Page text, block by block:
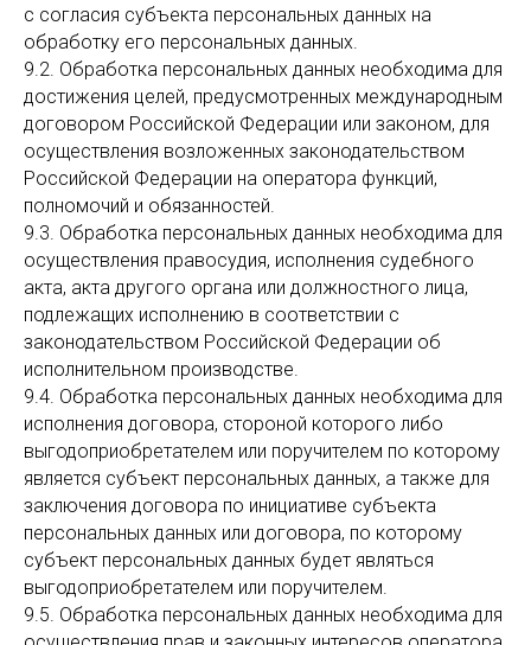
с согласия субъекта персональных данных на
обработку его персональных данных.
9.2. Обработка персональных данных необходима для
достижения целей, предусмотренных международным
договором Российской Федерации или законом, для
осуществления возложенных законодательством
Российской Федерации на оператора функций,
полномочий и обязанностей.
9.3. Обработка персональных данных необходима для
осуществления правосудия, исполнения судебного
акта, акта другого органа или должностного лица,
подлежащих исполнению в соответствии с
законодательством Российской Федерации об
исполнительном производстве.
9.4. Обработка персональных данных необходима для
исполнения договора, стороной которого либо
выгодоприобретателем или поручителем по которому
является субъект персональных данных, а также для
заключения договора по инициативе субъекта
персональных данных или договора, по которому
субъект персональных данных будет являться
выгодоприобретателем или поручителем.
9.5. Обработка персональных данных необходима для